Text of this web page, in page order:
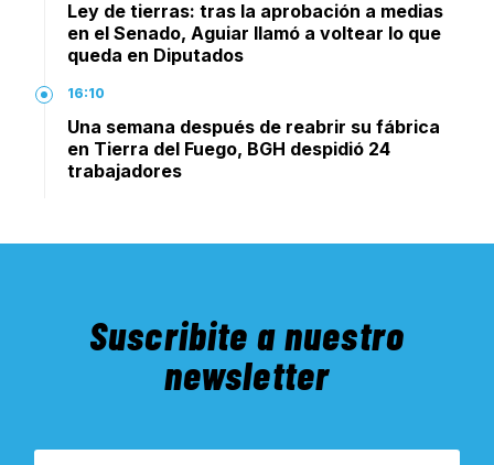
Ley de tierras: tras la aprobación a medias
en el Senado, Aguiar llamó a voltear lo que
queda en Diputados
16:10
Una semana después de reabrir su fábrica
en Tierra del Fuego, BGH despidió 24
trabajadores
Suscribite a nuestro
newsletter